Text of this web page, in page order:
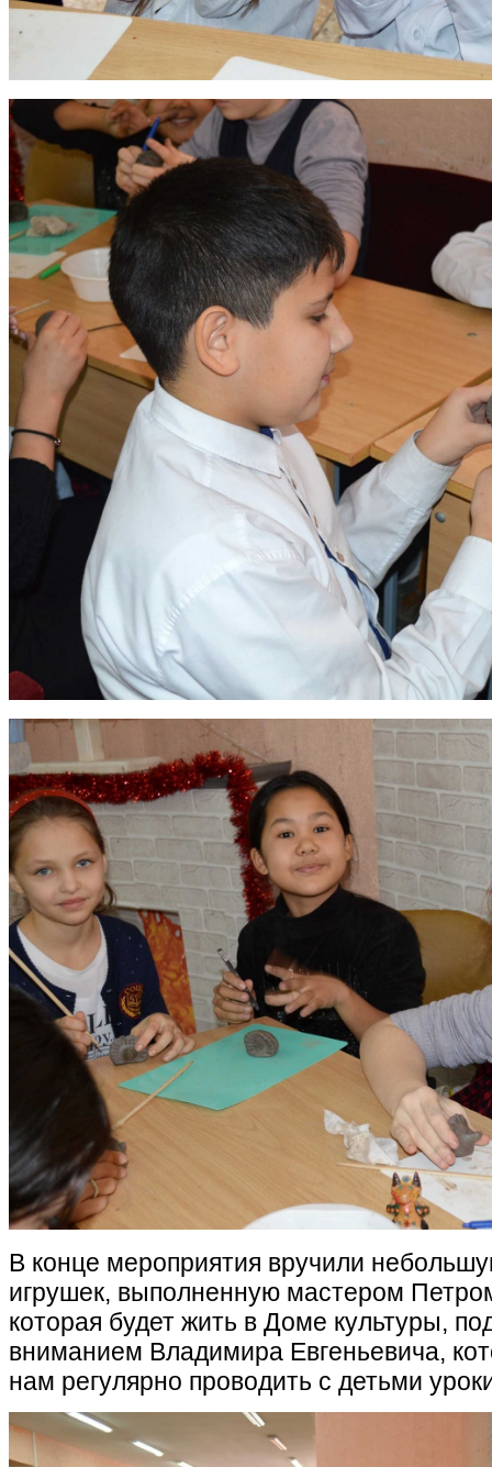
В конце мероприятия вручили
игрушек, выполненную мастером
которая будет жить в Доме культуры,
вниманием Владимира Евгеньевича,
нам регулярно проводить с детьми